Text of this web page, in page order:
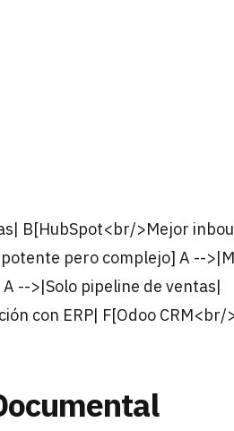
B[HubSpot<br/>Mejor
pero complejo] A --
-->|Solo pipeline de ventas|
con ERP| F[Odoo CRM<br/